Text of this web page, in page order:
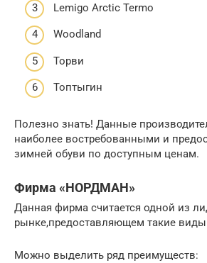
Lemigo Arctic Termo
Woodland
Торви
Топтыгин
Полезно знать! Данные
наиболее востребованными и
зимней обуви по доступным ценам.
Фирма «НОРДМАН»
Данная фирма считается одной из
рынке,предоставляющем такие виды
Можно выделить ряд преимуществ: